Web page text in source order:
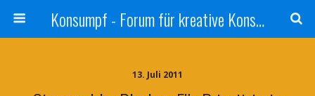
Konsumpf - Forum für kreative Konsumkritik - Culture Jamming, Nachhaltigkeit, Konzernkritik, Adbusting
13. Juli 2011